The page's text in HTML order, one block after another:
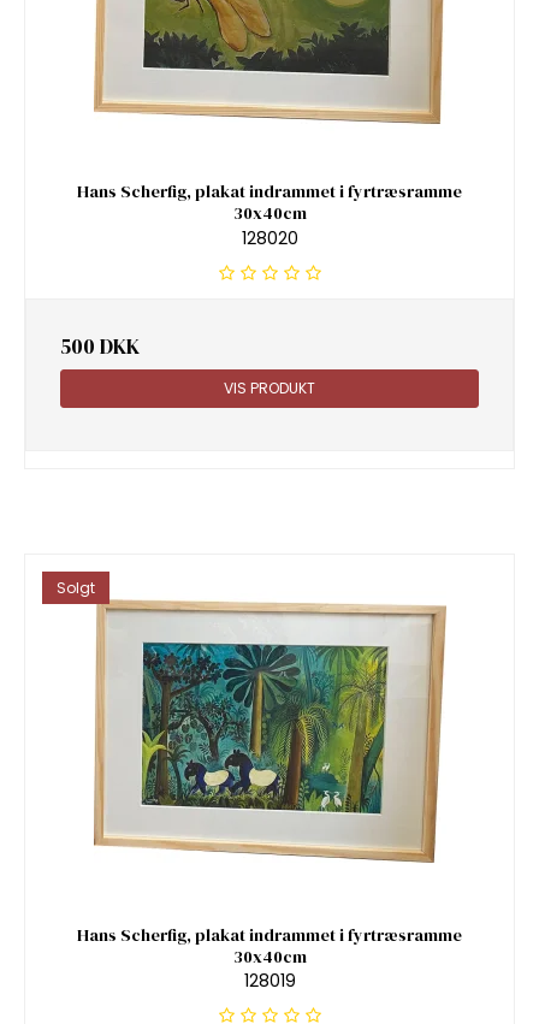
Hans Scherfig, plakat indrammet i fyrtræsramme
30x40cm
128020
500 DKK
VIS PRODUKT
Solgt
Hans Scherfig, plakat indrammet i fyrtræsramme
30x40cm
128019